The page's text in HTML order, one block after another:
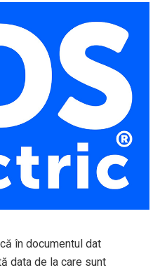
în documentul dat
data de la care sunt